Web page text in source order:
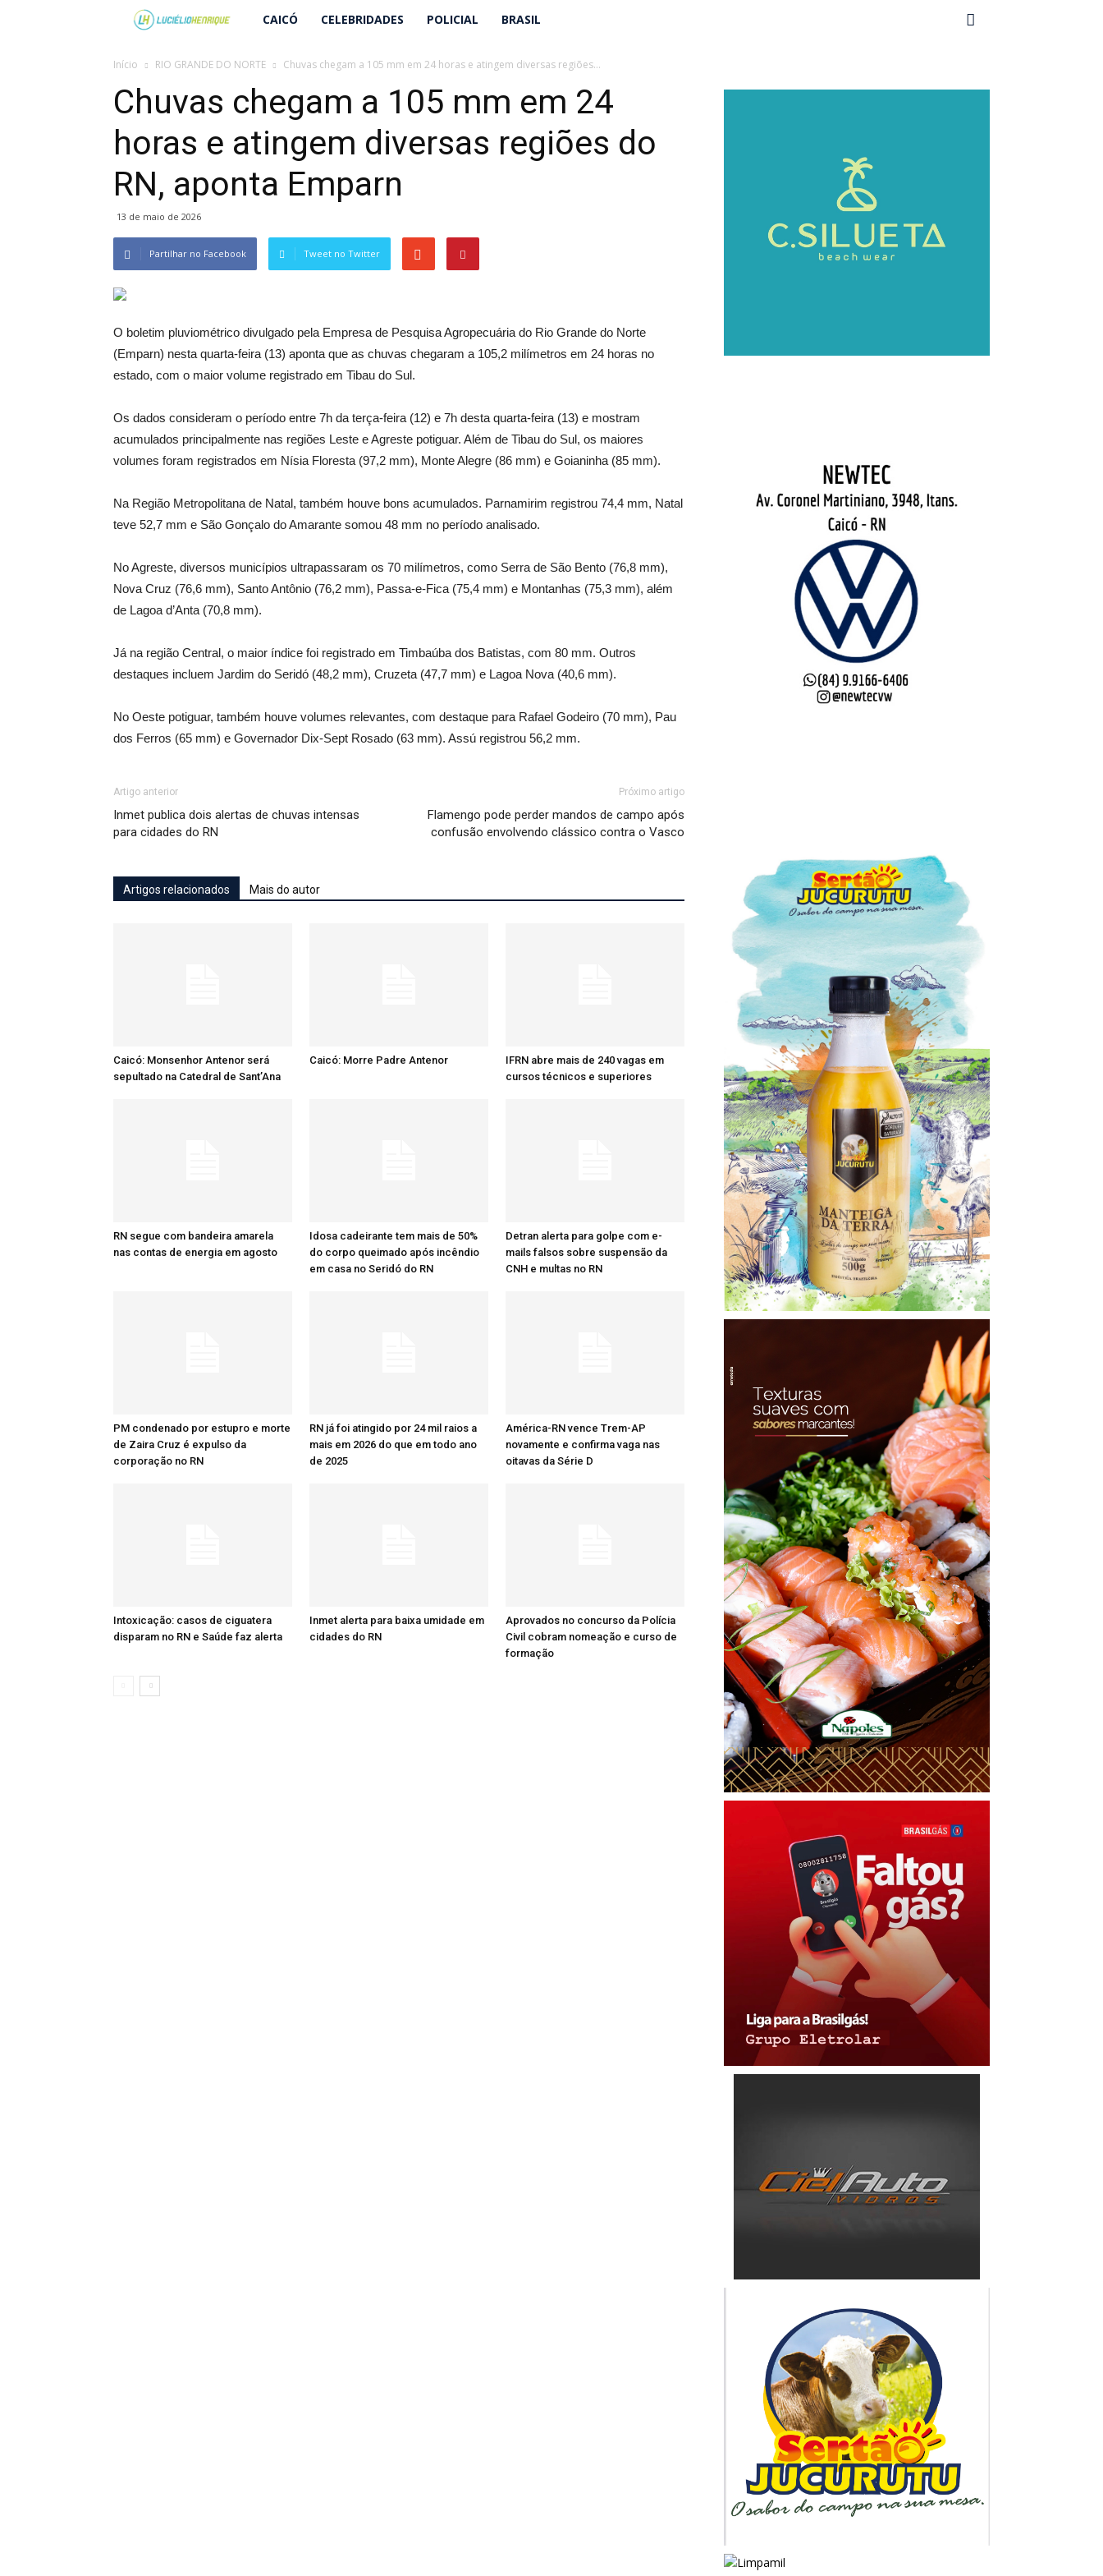
Lucielio
Henrique
CAICÓ CELEBRIDADES POLICIAL BRASIL
Início RIO GRANDE DO NORTE Chuvas chegam a 105 mm em 24 horas e atingem diversas regiões...
Chuvas chegam a 105 mm em 24
horas e atingem diversas regiões do
RN, aponta Emparn
13 de maio de 2026
Partilhar no Facebook Tweet no Twitter
O boletim pluviométrico divulgado pela Empresa de Pesquisa Agropecuária do Rio Grande do Norte
(Emparn) nesta quarta-feira (13) aponta que as chuvas chegaram a 105,2 milímetros em 24 horas no
estado, com o maior volume registrado em Tibau do Sul.
Os dados consideram o período entre 7h da terça-feira (12) e 7h desta quarta-feira (13) e mostram
acumulados principalmente nas regiões Leste e Agreste potiguar. Além de Tibau do Sul, os maiores
volumes foram registrados em Nísia Floresta (97,2 mm), Monte Alegre (86 mm) e Goianinha (85 mm).
Na Região Metropolitana de Natal, também houve bons acumulados. Parnamirim registrou 74,4 mm, Natal
teve 52,7 mm e São Gonçalo do Amarante somou 48 mm no período analisado.
No Agreste, diversos municípios ultrapassaram os 70 milímetros, como Serra de São Bento (76,8 mm),
Nova Cruz (76,6 mm), Santo Antônio (76,2 mm), Passa-e-Fica (75,4 mm) e Montanhas (75,3 mm), além
de Lagoa d’Anta (70,8 mm).
Já na região Central, o maior índice foi registrado em Timbaúba dos Batistas, com 80 mm. Outros
destaques incluem Jardim do Seridó (48,2 mm), Cruzeta (47,7 mm) e Lagoa Nova (40,6 mm).
No Oeste potiguar, também houve volumes relevantes, com destaque para Rafael Godeiro (70 mm), Pau
dos Ferros (65 mm) e Governador Dix-Sept Rosado (63 mm). Assú registrou 56,2 mm.
Artigo anterior
Inmet publica dois alertas de chuvas intensas
para cidades do RN
Próximo artigo
Flamengo pode perder mandos de campo após
confusão envolvendo clássico contra o Vasco
Artigos relacionados Mais do autor
Caicó: Monsenhor Antenor será
sepultado na Catedral de Sant’Ana
Caicó: Morre Padre Antenor
IFRN abre mais de 240 vagas em
cursos técnicos e superiores
RN segue com bandeira amarela
nas contas de energia em agosto
Idosa cadeirante tem mais de 50%
do corpo queimado após incêndio
em casa no Seridó do RN
Detran alerta para golpe com e-
mails falsos sobre suspensão da
CNH e multas no RN
PM condenado por estupro e morte
de Zaira Cruz é expulso da
corporação no RN
RN já foi atingido por 24 mil raios a
mais em 2026 do que em todo ano
de 2025
América-RN vence Trem-AP
novamente e confirma vaga nas
oitavas da Série D
Intoxicação: casos de ciguatera
disparam no RN e Saúde faz alerta
Inmet alerta para baixa umidade em
cidades do RN
Aprovados no concurso da Polícia
Civil cobram nomeação e curso de
formação